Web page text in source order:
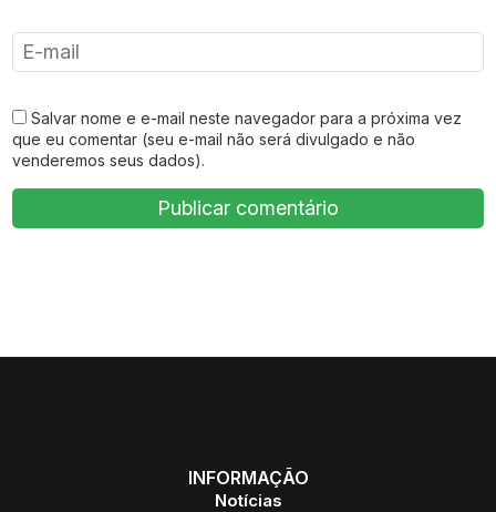
Salvar nome e e-mail neste navegador para a próxima vez
que eu comentar (seu e-mail não será divulgado e não
venderemos seus dados).
INFORMAÇÃO
Notícias